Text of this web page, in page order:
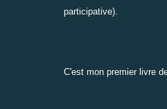
participative).
C'est mon premier livre